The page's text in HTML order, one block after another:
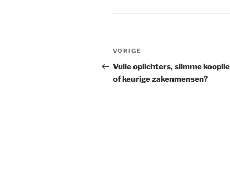
Bericht
navigatie
Vorig
bericht
VORIGE
Vuile oplichters, slimme
of keurige zakenmensen?